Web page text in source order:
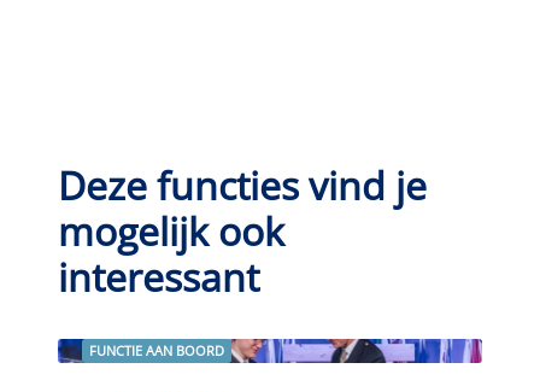
Deze functies vind je
mogelijk ook
interessant
FUNCTIE AAN BOORD